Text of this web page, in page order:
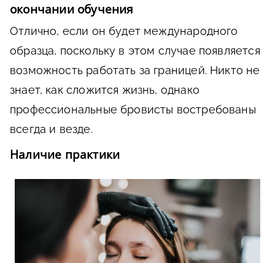
окончании обучения
Отлично, если он будет международного
образца, поскольку в этом случае появляется
возможность работать за границей. Никто не
знает, как сложится жизнь, однако
профессиональные бровисты востребованы
всегда и везде.
Наличие практики